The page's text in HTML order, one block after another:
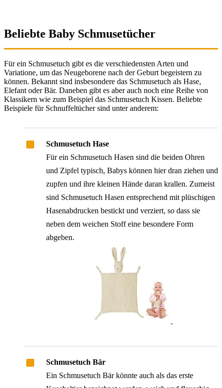
Beliebte Baby Schmusetücher
Für ein Schmusetuch gibt es die verschiedensten Arten und
Variatione, um das Neugeborene nach der Geburt begeistern zu
können. Bekannt sind insbesondere das Schmusetuch als Hase,
Elefant oder Bär. Daneben gibt es aber auch noch eine Reihe von
Klassikern wie zum Beispiel das Schmusetuch Kissen. Beliebte
Beispiele für Schnuffeltücher sind unter anderem:
Schmusetuch Hase
Für ein Schmusetuch Hasen sind die beiden Ohren
und Zipfel typisch, Babys können hier dran ziehen und
zupfen und ihre kleinen Hände daran krallen. Zumeist
sind Schmusetuch Hasen entsprechend mit plüschigen
Hasenabdrucken bestickt und verziert, so dass sie
neben dem weichen Stoff eine besondere Form
abgeben.
Schmusetuch Bär
Ein Schmusetuch Bär könnte auch als das erste